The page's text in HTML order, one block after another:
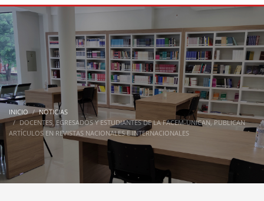
INICIO
NOTICIAS
DOCENTES, EGRESADOS Y ESTUDIANTES DE LA FACEM-UNICAN, PUBLICAN
ARTÍCULOS EN REVISTAS NACIONALES E INTERNACIONALES